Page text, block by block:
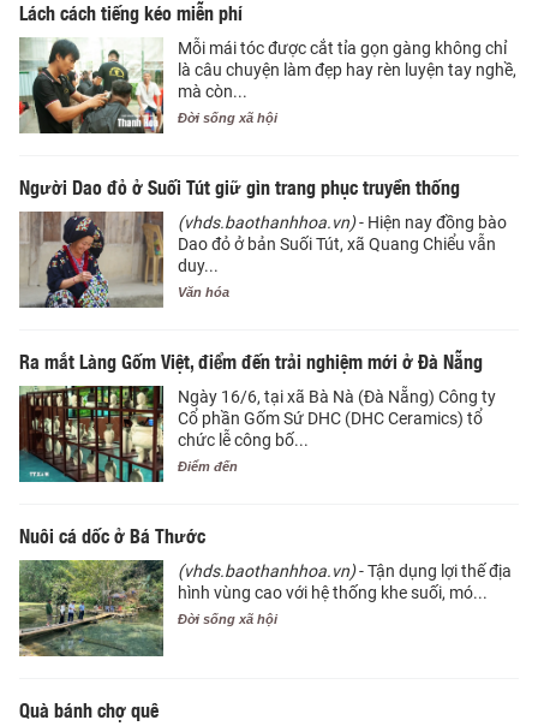
Lách cách tiếng kéo miễn phí
Mỗi mái tóc được cắt tỉa gọn gàng không chỉ
là câu chuyện làm đẹp hay rèn luyện tay nghề,
mà còn...
Đời sống xã hội
Người Dao đỏ ở Suối Tút giữ gìn trang phục truyền thống
(vhds.baothanhhoa.vn)- Hiện nay đồng bào
Dao đỏ ở bản Suối Tút, xã Quang Chiểu vẫn
duy...
Văn hóa
Ra mắt Làng Gốm Việt, điểm đến trải nghiệm mới ở Đà Nẵng
Ngày 16/6, tại xã Bà Nà (Đà Nẵng) Công ty
Cổ phần Gốm Sứ DHC (DHC Ceramics) tổ
chức lễ công bố...
Điểm đến
Nuôi cá dốc ở Bá Thước
(vhds.baothanhhoa.vn)- Tận dụng lợi thế địa
hình vùng cao với hệ thống khe suối, mó...
Đời sống xã hội
Quà bánh chợ quê